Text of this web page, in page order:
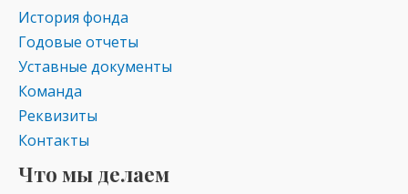
История фонда
Годовые отчеты
Уставные документы
Команда
Реквизиты
Контакты
Что мы делаем